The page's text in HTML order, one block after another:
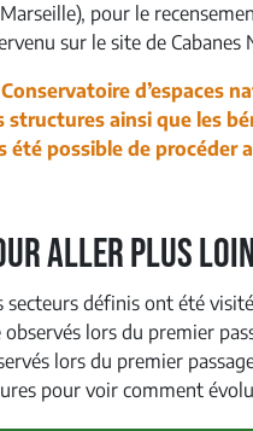
pour le
sur le site de Cabanes
d’espaces
structures ainsi que les
été possible de procéder
aller plus
secteurs définis ont été
observés lors du premier
lors du premier
pour voir comment